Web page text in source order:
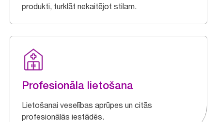
produkti, turklāt nekaitējot stilam.
Profesionāla lietošana
Lietošanai veselības aprūpes un citās
profesionālās iestādēs.